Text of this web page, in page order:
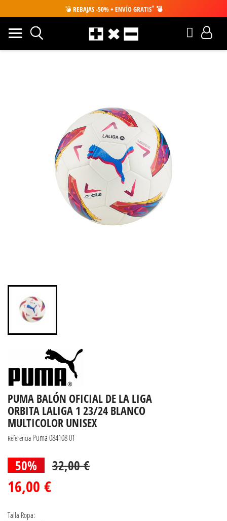
💣 REBAJAS -50% + ENVÍO GRATIS* 💣
PUMA BALÓN OFICIAL DE LA LIGA
ORBITA LALIGA 1 23/24 BLANCO
MULTICOLOR UNISEX
Referencia Puma 084108 01
50% 32,00 €
16,00 €
Talla Ropa: